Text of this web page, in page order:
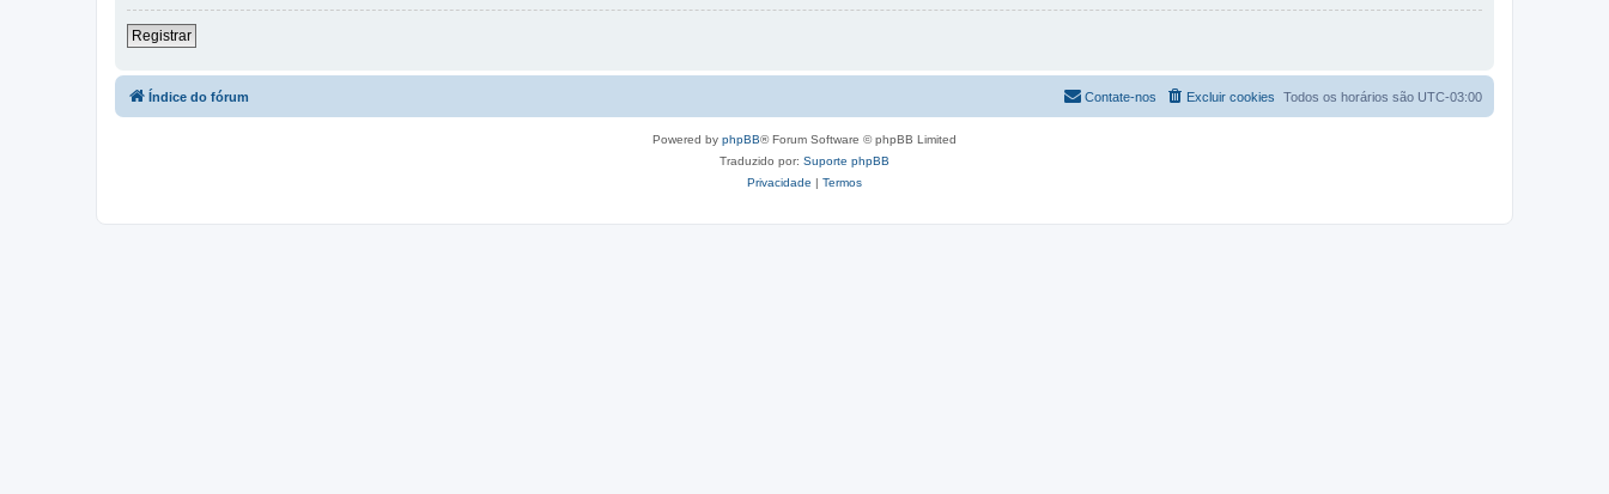
Registrar
Índice do fórum Todos os horários são UTC-03:00
Excluir cookies
Contate-nos
Powered by phpBB® Forum Software © phpBB Limited
Traduzido por: Suporte phpBB
Privacidade | Termos